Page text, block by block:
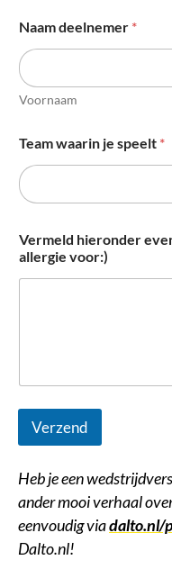
Naam deelnemer *
Voornaam
Team waarin je speelt *
Vermeld hieronder
allergie voor:)
Verzend
Heb je een
ander mooi verhaal
eenvoudig viadalto.nl/
Dalto.nl!